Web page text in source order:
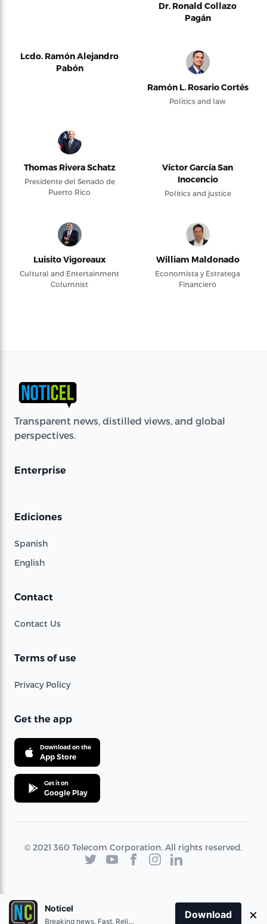
Dr. Ronald Collazo
Pagán
Lcdo. Ramón Alejandro
Pabón
Ramón L. Rosario Cortés
Politics and law
Thomas Rivera Schatz
Presidente del Senado de
Puerto Rico
Víctor García San
Inocencio
Politics and justice
Luisito Vigoreaux
Cultural and Entertainment
Columnist
William Maldonado
Economista y Estratega
Financiero
Transparent news, distilled views, and global
perspectives.
Enterprise
Ediciones
Spanish
English
Contact
Contact Us
Terms of use
Privacy Policy
Get the app
Download on the
App Store
Get it on
Google Play
© 2021 360 Telecom Corporation. All rights reserved.
Noticel
Breaking news. Fast. Reliable.
Download ×